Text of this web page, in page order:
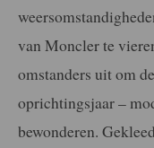
van Moncler te
omstanders uit om
oprichtingsjaar –
bewonderen.